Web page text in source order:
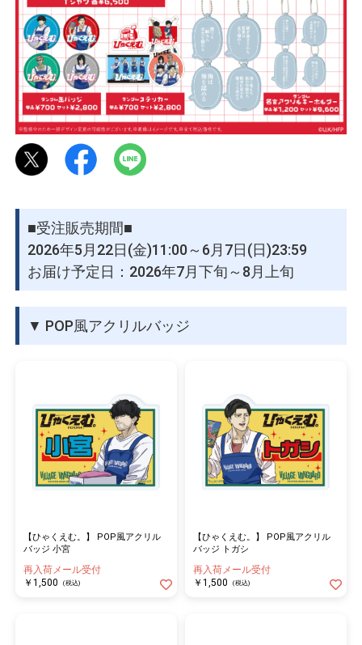
■受注販売期間■
2026年5月22日(金)11:00～6月7日(日)23:59
お届け予定日：2026年7月下旬～8月上旬
▼ POP風アクリルバッジ
【ひゃくえむ。】 POP風アクリル
バッジ 小宮
再入荷メール受付
￥1,500
(税込)
【ひゃくえむ。】 POP風アクリル
バッジ トガシ
再入荷メール受付
￥1,500
(税込)